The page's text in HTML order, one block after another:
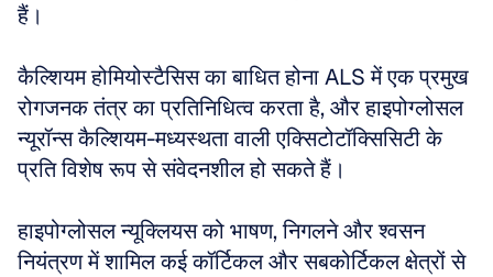
हैं।
कैल्शियम होमियोस्टैसिस का बाधित होना ALS में एक प्रमुख
रोगजनक तंत्र का प्रतिनिधित्व करता है, और हाइपोग्लोसल
न्यूरॉन्स कैल्शियम-मध्यस्थता वाली एक्सिटोटॉक्सिसिटी के
प्रति विशेष रूप से संवेदनशील हो सकते हैं।
हाइपोग्लोसल न्यूक्लियस को भाषण, निगलने और श्वसन
नियंत्रण में शामिल कई कॉर्टिकल और सबकोर्टिकल क्षेत्रों से